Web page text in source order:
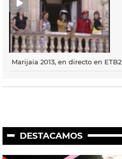
Marijaia 2013, en directo en ETB2
DESTACAMOS